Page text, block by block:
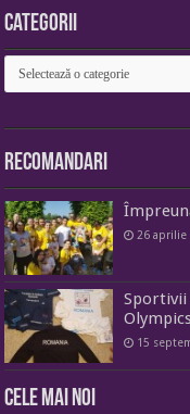
Categorii
Categorii
Recomandari
26 aprilie
Sportivii
15
Cele mai noi